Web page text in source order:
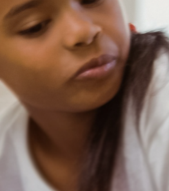
Barrierefreiheit